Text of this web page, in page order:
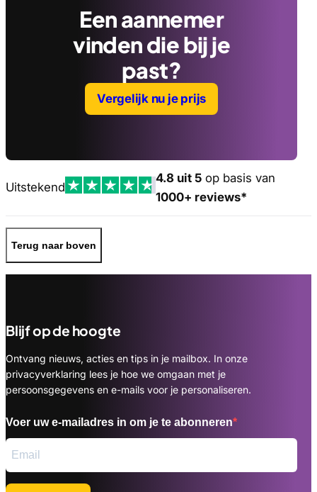
Een aannemer
vinden die bij je
past?
Vergelijk nu je prijs
Uitstekend
4.8 uit 5 op basis van
1000+ reviews*
Terug naar boven
Blijf op de hoogte
Ontvang nieuws, acties en tips in je mailbox. In onze
privacyverklaring lees je hoe we omgaan met je
persoonsgegevens en e-mails voor je personaliseren.
Voer uw e-mailadres in om je te abonneren